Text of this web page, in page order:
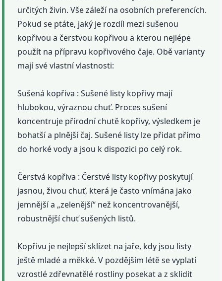
určitých živin. Vše záleží na osobních preferencích.
Pokud se ptáte, jaký je rozdíl mezi sušenou
kopřivou a čerstvou kopřivou a kterou nejlépe
použít na přípravu kopřivového čaje. Obě varianty
mají své vlastní vlastnosti:
Sušená kopřiva : Sušené listy kopřivy mají
hlubokou, výraznou chuť. Proces sušení
koncentruje přírodní chutě kopřivy, výsledkem je
bohatší a plnější čaj. Sušené listy lze přidat přímo
do horké vody a jsou k dispozici po celý rok.
Čerstvá kopřiva : Čerstvé listy kopřivy poskytují
jasnou, živou chuť, která je často vnímána jako
jemnější a „zelenější“ než koncentrovanější,
robustnější chuť sušených listů.
Kopřivu je nejlepší sklízet na jaře, kdy jsou listy
ještě mladé a měkké. V pozdějším létě se vyplatí
vzrostlé zdřevnatělé rostliny posekat a z sklidit